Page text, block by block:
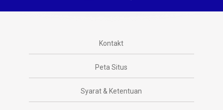
Kontakt
Peta Situs
Syarat & Ketentuan